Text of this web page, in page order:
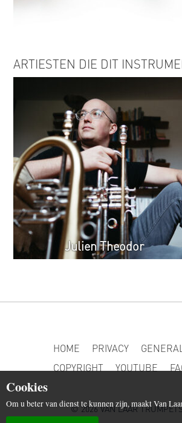
ARTIESTEN DIE DIT
Julien Theodor
HOME PRIVACY
COPYRIGHT
YOUTUBE
© 2026 VAN LAAR
Cookies
Om u beter van dienst te kunnen zijn, maakt Van